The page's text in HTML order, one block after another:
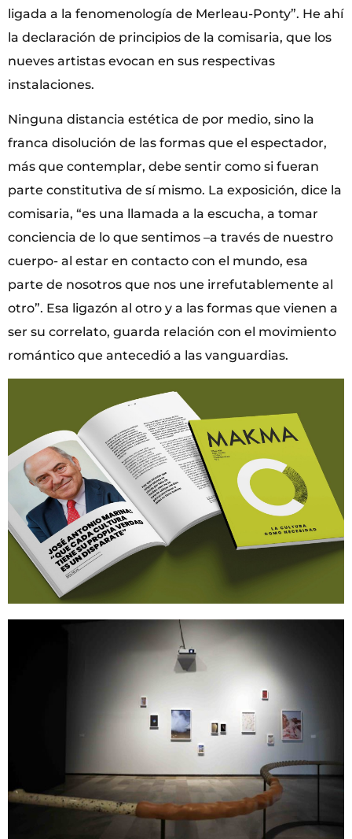
ligada a la fenomenología de Merleau-Ponty”. He ahí
la declaración de principios de la comisaria, que los
nueves artistas evocan en sus respectivas
instalaciones.
Ninguna distancia estética de por medio, sino la
franca disolución de las formas que el espectador,
más que contemplar, debe sentir como si fueran
parte constitutiva de sí mismo. La exposición, dice la
comisaria, “es una llamada a la escucha, a tomar
conciencia de lo que sentimos –a través de nuestro
cuerpo- al estar en contacto con el mundo, esa
parte de nosotros que nos une irrefutablemente al
otro”. Esa ligazón al otro y a las formas que vienen a
ser su correlato, guarda relación con el movimiento
romántico que antecedió a las vanguardias.